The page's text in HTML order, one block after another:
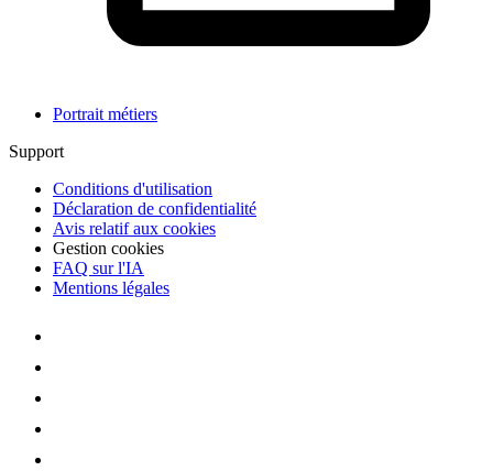
Portrait métiers
Support
Conditions d'utilisation
Déclaration de confidentialité
Avis relatif aux cookies
Gestion cookies
FAQ sur l'IA
Mentions légales